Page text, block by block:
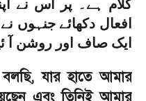
کلام ہے۔ پر اس نے
افعال دکھائے جنہوں
ایک صاف اور روشن آ
,যার হাতে আমার
এবং তিনিই আমার